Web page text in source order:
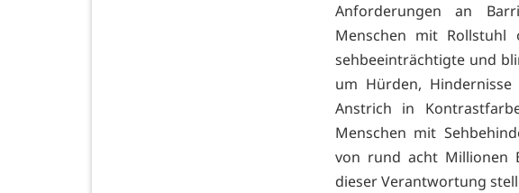
Anforderungen an
Menschen mit
sehbeeinträchtigte und
um Hürden,
Anstrich in
Menschen mit
von rund acht Millionen
dieser Verantwortung